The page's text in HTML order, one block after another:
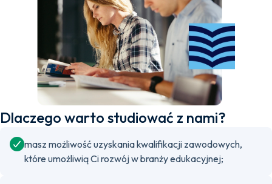
Dlaczego warto studiować z nami?
masz możliwość uzyskania kwalifikacji zawodowych,
które umożliwią Ci rozwój w branży edukacyjnej;